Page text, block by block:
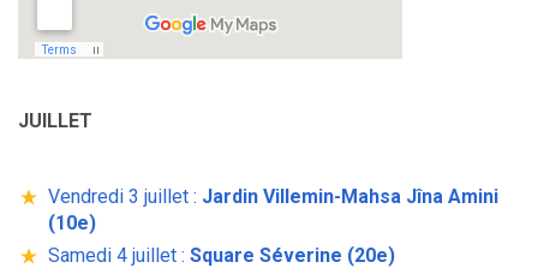
JUILLET
Vendredi 3 juillet : Jardin Villemin-Mahsa Jîna Amini
(10e)
Samedi 4 juillet : Square Séverine (20e)